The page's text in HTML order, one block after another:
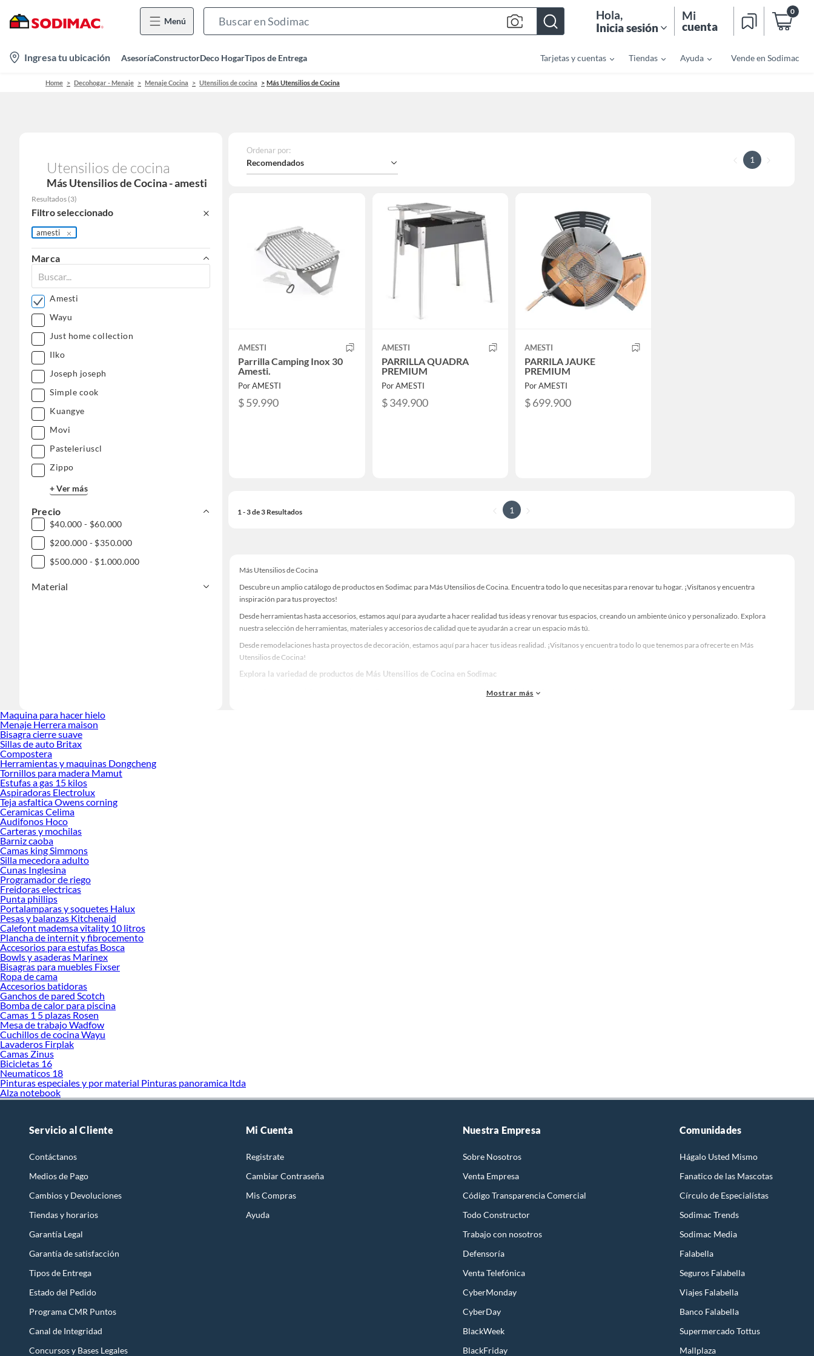
Menú
Bar
Hola,
Inicia sesión
Mi
cuenta
0
location-
icon
Ingresa tu ubicación AsesoríaConstructorDeco HogarTipos de Entrega Tarjetas y cuentas Tiendas Ayuda Vende en Sodimac
Home Decohogar - Menaje Menaje Cocina Utensilios de cocina Más Utensilios de Cocina
Utensilios de cocina
Más Utensilios de Cocina - amesti
Resultados (3)
Filtro seleccionado
amesti
Marca
Amesti
Wayu
Just home collection
Ilko
Joseph joseph
Simple cook
Kuangye
Movi
Pasteleriuscl
Zippo
+ Ver más
Precio
$40.000 - $60.000
$200.000 - $350.000
$500.000 - $1.000.000
Material
Ordenar por:
Recomendados 1
AMESTI
Parrilla Camping Inox 30
Amesti.
Por AMESTI
$ 59.990
AMESTI
PARRILLA QUADRA
PREMIUM
Por AMESTI
$ 349.900
AMESTI
PARRILA JAUKE
PREMIUM
Por AMESTI
$ 699.900
1 - 3 de 3 Resultados 1
Más Utensilios de Cocina
Descubre un amplio catálogo de productos en Sodimac para Más Utensilios de Cocina. Encuentra todo lo que necesitas para renovar tu hogar. ¡Visítanos y encuentra
inspiración para tus proyectos!
Desde herramientas hasta accesorios, estamos aquí para ayudarte a hacer realidad tus ideas y renovar tus espacios, creando un ambiente único y personalizado. Explora
nuestra selección de herramientas, materiales y accesorios de calidad que te ayudarán a crear un espacio más tú.
Desde remodelaciones hasta proyectos de decoración, estamos aquí para hacer tus ideas realidad. ¡Visítanos y encuentra todo lo que tenemos para ofrecerte en Más
Utensilios de Cocina!
Explora la variedad de productos de Más Utensilios de Cocina en Sodimac
Herramientas, materiales y accesorios de calidad para tus proyectos y renovación de espacios. ¡Visítanos y descubre todo lo que tenemos para ofrecerte!
Mostrar más
Maquina para hacer hielo
Menaje Herrera maison
Bisagra cierre suave
Sillas de auto Britax
Compostera
Herramientas y maquinas Dongcheng
Tornillos para madera Mamut
Estufas a gas 15 kilos
Aspiradoras Electrolux
Teja asfaltica Owens corning
Ceramicas Celima
Audifonos Hoco
Carteras y mochilas
Barniz caoba
Camas king Simmons
Silla mecedora adulto
Cunas Inglesina
Programador de riego
Freidoras electricas
Punta phillips
Portalamparas y soquetes Halux
Pesas y balanzas Kitchenaid
Calefont mademsa vitality 10 litros
Plancha de internit y fibrocemento
Accesorios para estufas Bosca
Bowls y asaderas Marinex
Bisagras para muebles Fixser
Ropa de cama
Accesorios batidoras
Ganchos de pared Scotch
Bomba de calor para piscina
Camas 1 5 plazas Rosen
Mesa de trabajo Wadfow
Cuchillos de cocina Wayu
Lavaderos Firplak
Camas Zinus
Bicicletas 16
Neumaticos 18
Pinturas especiales y por material Pinturas panoramica ltda
Alza notebook
Servicio al Cliente
Contáctanos
Medios de Pago
Cambios y Devoluciones
Tiendas y horarios
Garantía Legal
Garantía de satisfacción
Tipos de Entrega
Estado del Pedido
Programa CMR Puntos
Canal de Integridad
Concursos y Bases Legales
Mi Cuenta
Registrate
Cambiar Contraseña
Mis Compras
Ayuda
Nuestra Empresa
Sobre Nosotros
Venta Empresa
Código Transparencia Comercial
Todo Constructor
Trabajo con nosotros
Defensoría
Venta Telefónica
CyberMonday
CyberDay
BlackWeek
BlackFriday
Comunidades
Hágalo Usted Mismo
Fanatico de las Mascotas
Círculo de Especialístas
Sodimac Trends
Sodimac Media
Falabella
Seguros Falabella
Viajes Falabella
Banco Falabella
Supermercado Tottus
Mallplaza